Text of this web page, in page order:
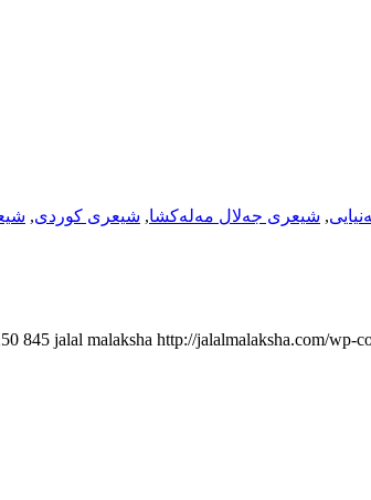
, شیعری جەلال مەلەکشا, شیعری کوردی,
845 jalal malaksha http://jalalmalaksha.com/wp-